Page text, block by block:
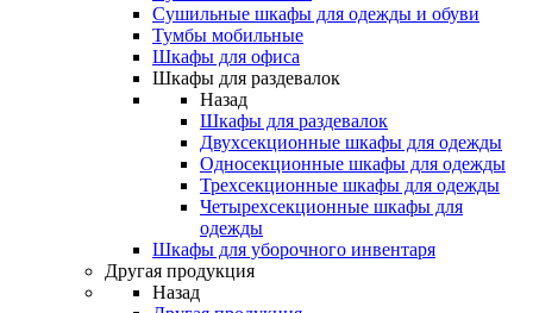
Сушильные шкафы для одежды и обуви
Тумбы мобильные
Шкафы для офиса
Шкафы для раздевалок
Назад
Шкафы для раздевалок
Двухсекционные шкафы для одежды
Односекционные шкафы для одежды
Трехсекционные шкафы для одежды
Четырехсекционные шкафы для
одежды
Шкафы для уборочного инвентаря
Другая продукция
Назад